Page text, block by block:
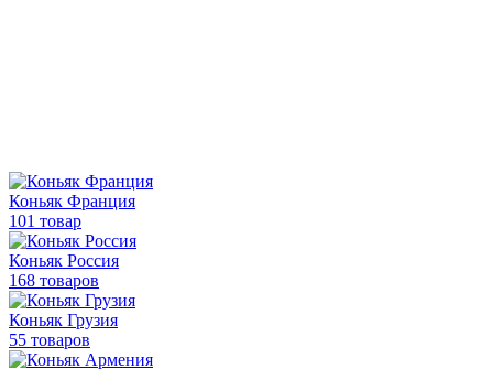
Коньяк Франция
101 товар
Коньяк Россия
168 товаров
Коньяк Грузия
55 товаров